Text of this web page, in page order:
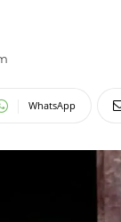
WhatsApp